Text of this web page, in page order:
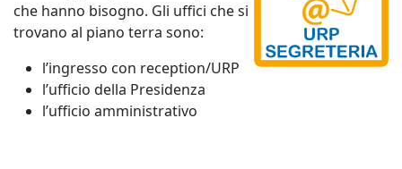
che hanno bisogno. Gli uffici che si
trovano al piano terra sono:
l’ingresso con reception/URP
l’ufficio della Presidenza
l’ufficio amministrativo